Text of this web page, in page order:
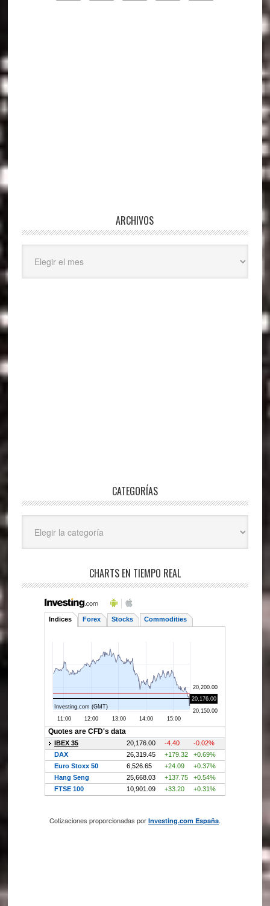
ARCHIVOS
CATEGORÍAS
CHARTS EN TIEMPO REAL
Cotizaciones proporcionadas por Investing.com España.